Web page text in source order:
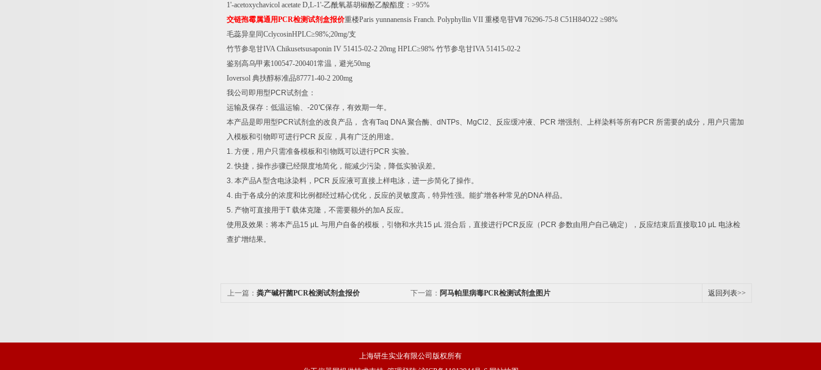
1'-acetoxychavicol acetate D,L-1'-乙酰氧基胡椒酚乙酸酯度： >95%
交链孢霉属通用PCR检测试剂盒报价重楼Paris yunnanensis Franch. Polyphyllin VII 重楼皂苷Ⅶ 76296-75-8 C51H84O22 ≥98%
毛蕊异皇同CclycosinHPLC≥98%;20mg/支
竹节参皂甘IVA Chikusetsusaponin IV 51415-02-2 20mg HPLC≥98% 竹节参皂甘IVA 51415-02-2
鉴别高乌甲素100547-200401常温，避光50mg
Ioversol 典扶醇标准品87771-40-2 200mg
我公司即用型 PCR试剂盒：
运输及保存：低温运输、 -20℃保存，有效期一年。
本产品是即用型 PCR试剂盒的改良产品， 含有Taq DNA聚合酶、 dNTPs、 MgCl2、反应缓冲液、 PCR 增强剂、上样染料等所有PCR 所需要的成分，用户只需加
入模板和引物即可进行PCR 反应，具有广泛的用途。
1. 方便，用户只需准备模板和引物既可以进行PCR 实验。
2.快捷，操作步骤已经限度地简化，能减少污染，降低实验误差。
3. 本产品A型含电泳染料， PCR 反应液可直接上样电泳，进一步简化了操作。
4. 由于各成分的浓度和比例都经过精心优化，反应的灵敏度高，特异性强。能扩增各种常见的 DNA样品。
5. 产物可直接用于T 载体克隆，不需要额外的加A 反应。
使用及效果：将本产品15 μL 与用户自备的模板，引物和水共15 μL 混合后，直接进行PCR反应（ PCR 参数由用户自己确定），反应结束后直接取10 μL 电泳检
查扩增结果。
上一篇： 粪产碱杆菌PCR检测试剂盒报价 下一篇： 阿马帕里病毒PCR检测试剂盒图片 返回列表>>
上海研生实业有限公司版权所有